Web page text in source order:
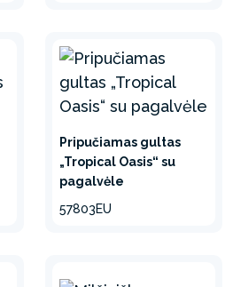
Pripučiamas gultas
„Tropical Oasis“ su
pagalvėle
57803EU